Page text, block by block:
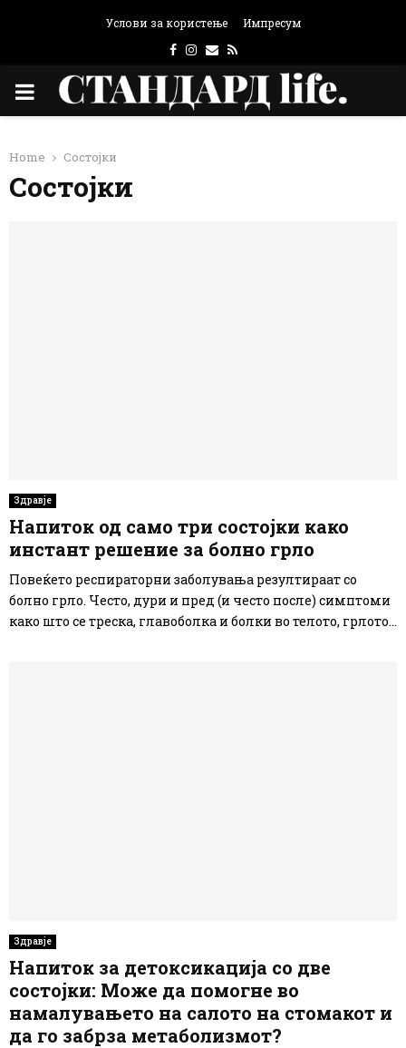
Услови за користење Импресум
Facebook
Instagram
Email
Rss
PRIMARY
Home Состојки
Состојки
Здравје
Напиток од само три состојки како
инстант решение за болно грло
Повеќето респираторни заболувања резултираат со
болно грло. Често, дури и пред (и често после) симптоми
како што се треска, главоболка и болки во телото, грлото...
Здравје
Напиток за детоксикација со две
состојки: Може да помогне во
намалувањето на салото на стомакот и
да го забрза метаболизмот?